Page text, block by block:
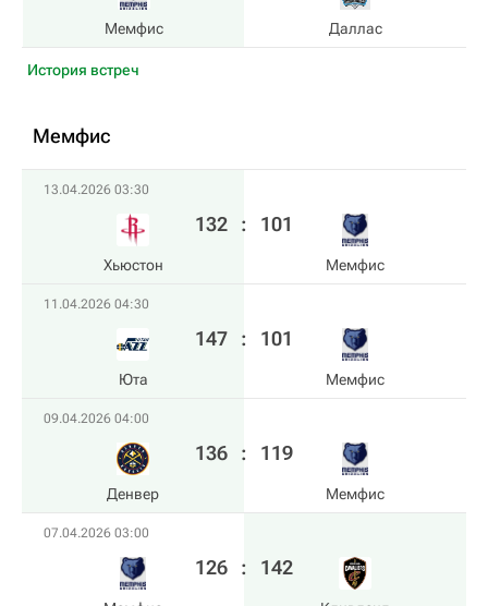
Мемфис Даллас
История встреч
Мемфис
13.04.2026 03:30
Хьюстон
132 : 101
Мемфис
11.04.2026 04:30
Юта
147 : 101
Мемфис
09.04.2026 04:00
Денвер
136 : 119
Мемфис
07.04.2026 03:00
126 : 142